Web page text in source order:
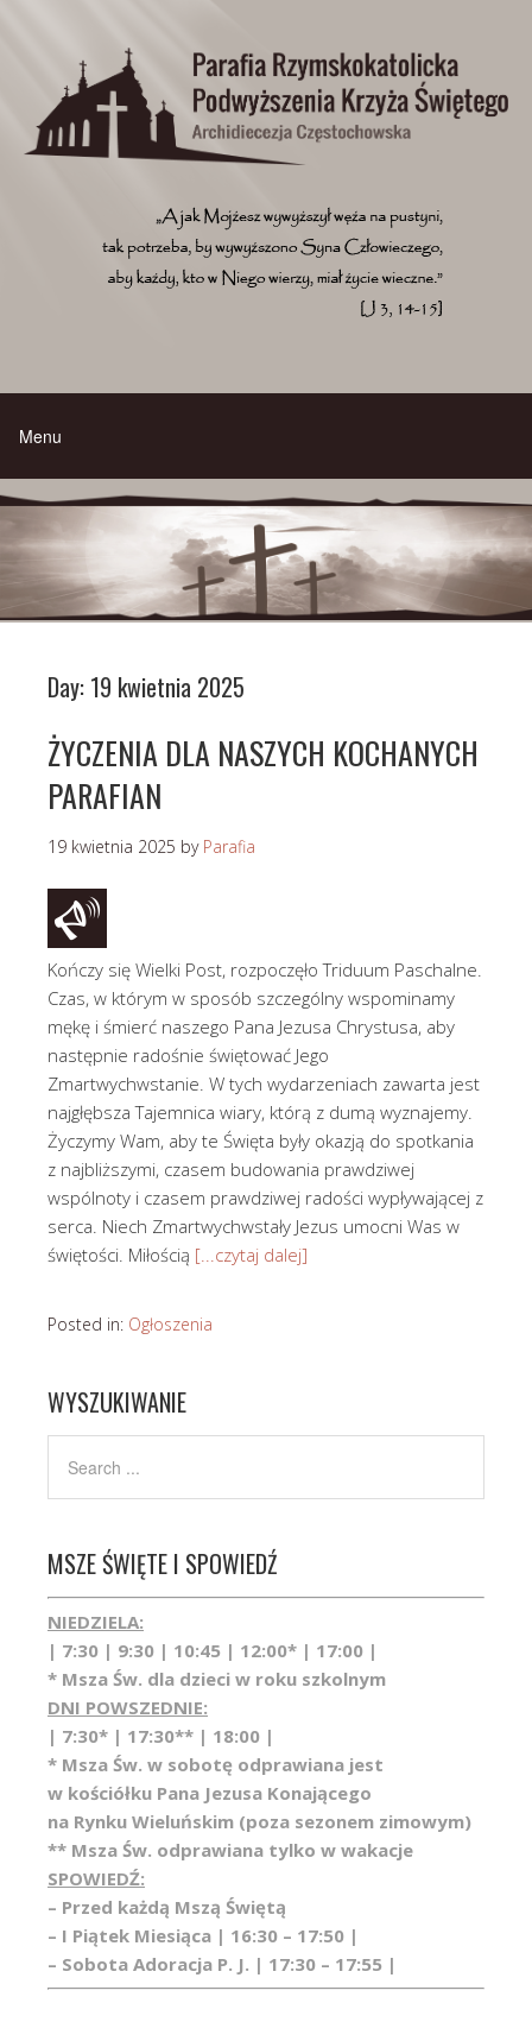
Day: 19 kwietnia 2025
ŻYCZENIA DLA NASZYCH KOCHANYCH
PARAFIAN
19 kwietnia 2025 by Parafia
Kończy się Wielki Post, rozpoczęło Triduum Paschalne.
Czas, w którym w sposób szczególny wspominamy
mękę i śmierć naszego Pana Jezusa Chrystusa, aby
następnie radośnie świętować Jego
Zmartwychwstanie. W tych wydarzeniach zawarta jest
najgłębsza Tajemnica wiary, którą z dumą wyznajemy.
Życzymy Wam, aby te Święta były okazją do spotkania
z najbliższymi, czasem budowania prawdziwej
wspólnoty i czasem prawdziwej radości wypływającej z
serca. Niech Zmartwychwstały Jezus umocni Was w
świętości. Miłością [...czytaj dalej]
Posted in: Ogłoszenia
WYSZUKIWANIE
MSZE ŚWIĘTE I SPOWIEDŹ
NIEDZIELA:
| 7:30 | 9:30 | 10:45 | 12:00* | 17:00 |
* Msza Św. dla dzieci w roku szkolnym
DNI POWSZEDNIE:
| 7:30* | 17:30** | 18:00 |
* Msza Św. w sobotę odprawiana jest
w kościółku Pana Jezusa Konającego
na Rynku Wieluńskim (poza sezonem zimowym)
** Msza Św. odprawiana tylko w wakacje
SPOWIEDŹ:
– Przed każdą Mszą Świętą
– I Piątek Miesiąca | 16:30 – 17:50 |
– Sobota Adoracja P. J. | 17:30 – 17:55 |